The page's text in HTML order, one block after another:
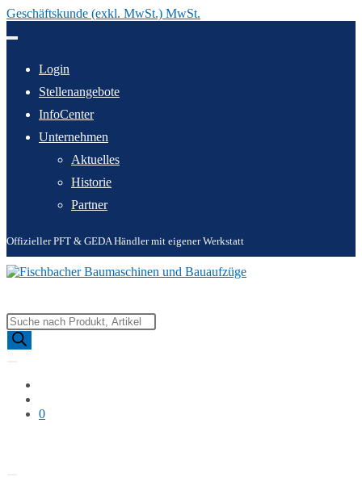
Geschäftskunde (exkl. MwSt.) MwSt.
Inhalt
Login
Stellenangebote
InfoCenter
Unternehmen
Aktuelles
Historie
Partner
Offizieller PFT & GEDA Händler mit eigener Werkstatt
Products
search
0